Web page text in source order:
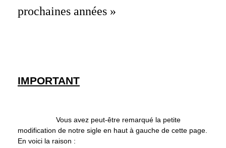
prochaines années »
IMPORTANT
Vous avez peut-être remarqué la petite
modification de notre sigle en haut à gauche de cette page.
En voici la raison :